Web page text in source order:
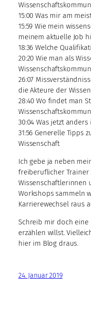
15:00 Was mir am
15:59 Wie mein
meinem aktuelle Job
18:36 Welche
20:20 Wie man als
26:07
die Akteure der
28:40 Wo findet man
30:04 Was jetzt
31:56 Generelle Tipps
Wissenschaft
Ich gebe ja neben
freiberuflicher Trainer
Wissenschaftlerinnen
Workshops sammeln
Karrierewechsel raus
Schreib mir doch eine
erzählen willst.
hier im Blog draus.
24. Januar 2019